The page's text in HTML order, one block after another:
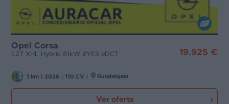
Opel Corsa
1.2T XHL Hybrid 81kW #YES eDCT 19.925 €
1 km 2026 110 CV Guadalajara
Ver oferta